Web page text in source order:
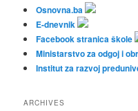
Osnovna.ba
E-dnevnik
Facebook stranica škole
Ministarstvo za odgoj i
Institut za razvoj
ARCHIVES